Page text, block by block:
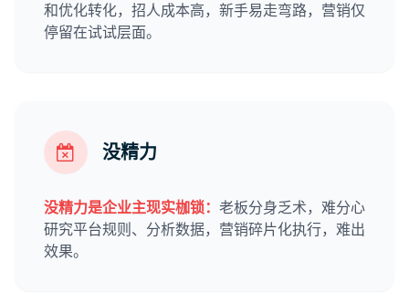
和优化转化，招人成本高，新手易走弯路，营销仅
停留在试试层面。
没精力
没精力是企业主现实枷锁： 老板分身乏术，难分心
研究平台规则、分析数据，营销碎片化执行，难出
效果。